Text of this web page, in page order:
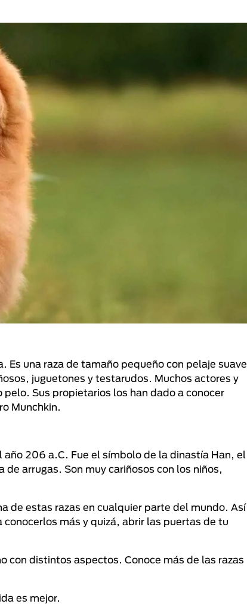
Es una raza de tamaño pequeño con pelaje suave
juguetones y testarudos. Muchos actores y
Sus propietarios los han dado a conocer
Munchkin.
206 a.C. Fue el símbolo de la dinastía Han, el
arrugas. Son muy cariñosos con los niños,
de estas razas en cualquier parte del mundo. Así
más y quizá, abrir las puertas de tu
con distintos aspectos. Conoce más de las razas
es mejor.